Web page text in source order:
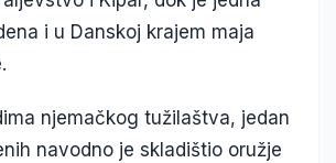
i u Danskoj krajem maja
njemačkog tužilaštva, jedan
navodno je skladištio oružje